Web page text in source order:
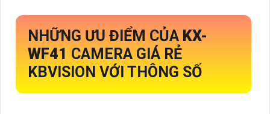
NHỮNG ƯU ĐIỂM CỦA KX-
WF41 CAMERA GIÁ RẺ
KBVISION VỚI THÔNG SỐ